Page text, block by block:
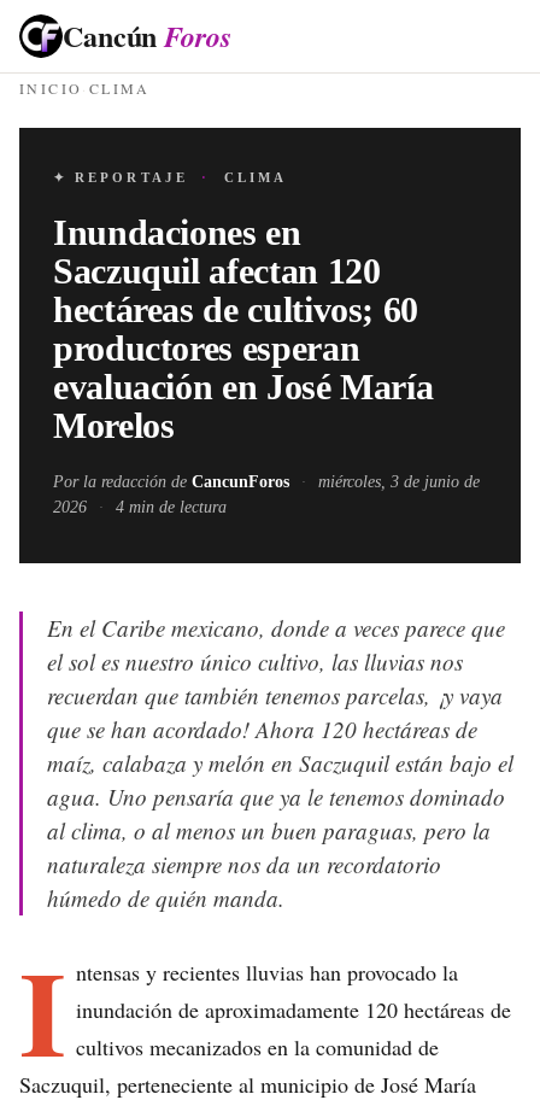
CancúnForos
INICIO· CLIMA
✦ REPORTAJE · CLIMA
Inundaciones en
Saczuquil afectan 120
hectáreas de cultivos; 60
productores esperan
evaluación en José María
Morelos
Por la redacción de CancunForos ·
miércoles, 3 de junio de
2026
· 4 min de lectura
En el Caribe mexicano, donde a veces parece que
el sol es nuestro único cultivo, las lluvias nos
recuerdan que también tenemos parcelas, ¡y vaya
que se han acordado! Ahora 120 hectáreas de
maíz, calabaza y melón en Saczuquil están bajo el
agua. Uno pensaría que ya le tenemos dominado
al clima, o al menos un buen paraguas, pero la
naturaleza siempre nos da un recordatorio
húmedo de quién manda.
I ntensas y recientes lluvias han provocado la
inundación de aproximadamente 120 hectáreas de
cultivos mecanizados en la comunidad de
Saczuquil, perteneciente al municipio de José María